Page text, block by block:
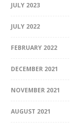
JULY 2023
JULY 2022
FEBRUARY 2022
DECEMBER 2021
NOVEMBER 2021
AUGUST 2021